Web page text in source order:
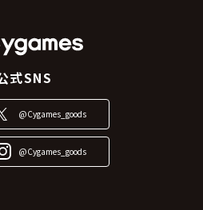
式SNS
@Cygames_goods
@Cygames_goods